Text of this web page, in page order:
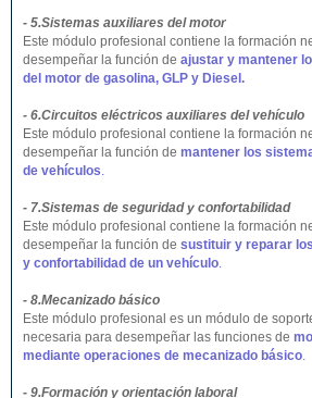
- 5.Sistemas auxiliares del motor
Este módulo profesional contiene la formación
desempeñar la función de ajustar y mantener
del motor de gasolina, GLP y Diesel.
- 6.Circuitos eléctricos auxiliares del vehículo
Este módulo profesional contiene la formación
desempeñar la función de mantener los
de vehículos.
- 7.Sistemas de seguridad y confortabilidad
Este módulo profesional contiene la formación
desempeñar la función de sustituir y reparar
y confortabilidad de un vehículo.
- 8.Mecanizado básico
Este módulo profesional es un módulo de
necesaria para desempeñar las funciones de
mediante operaciones de mecanizado básico.
- 9.Formación y orientación laboral